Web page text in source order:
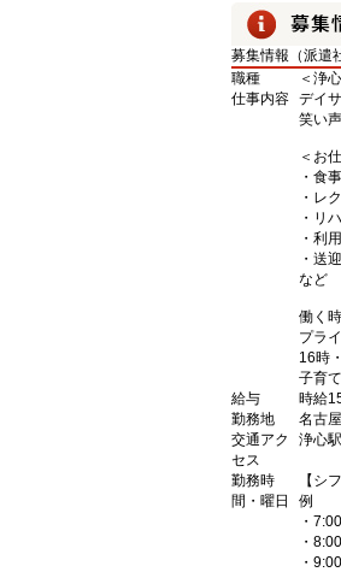
募集情報（派遣
職種
＜浄
仕事内容 デイ
笑い
＜お
・食
・レ
・リ
・利
・送
など
働く
プラ
16時
子育
給与
時給
勤務地
名古
交通アク
セス
浄心
勤務時
間・曜日
【シ
例
・
・
・